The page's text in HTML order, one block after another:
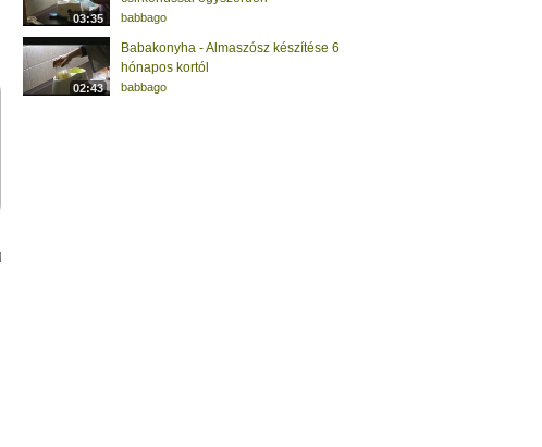
03:35 babbago
02:43
Babakonyha - Almaszósz készítése 6
hónapos kortól
babbago